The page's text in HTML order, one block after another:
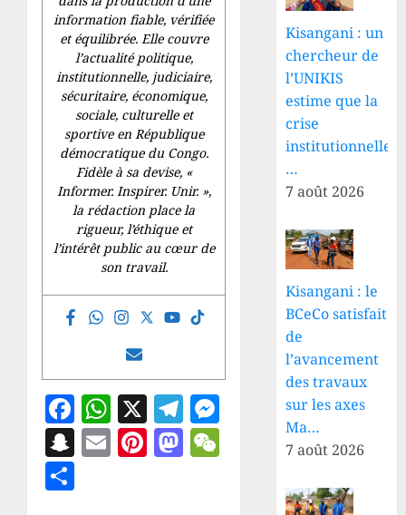
information fiable, vérifiée
et équilibrée. Elle couvre
l’actualité politique,
institutionnelle, judiciaire,
sécuritaire, économique,
sociale, culturelle et
sportive en République
démocratique du Congo.
Fidèle à sa devise, «
Informer. Inspirer. Unir.»,
la rédaction place la
rigueur, l’éthique et
l’intérêt public au cœur de
son travail.
Facebook
WhatsApp
X Telegram
Messenger
Snapchat
EmailPinterest
Mastodon
WeChat
Kisangani : un
chercheur de
l’UNIKIS
estime que la
crise
institutionnelle
…
7 août 2026
Kisangani : le
BCeCo satisfait
de
l’avancement
des travaux
sur les axes
Ma…
7 août 2026